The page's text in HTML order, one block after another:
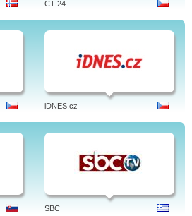
CT 24
iDNES.cz
SBC